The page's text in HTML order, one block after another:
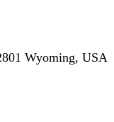
Wyoming, USA